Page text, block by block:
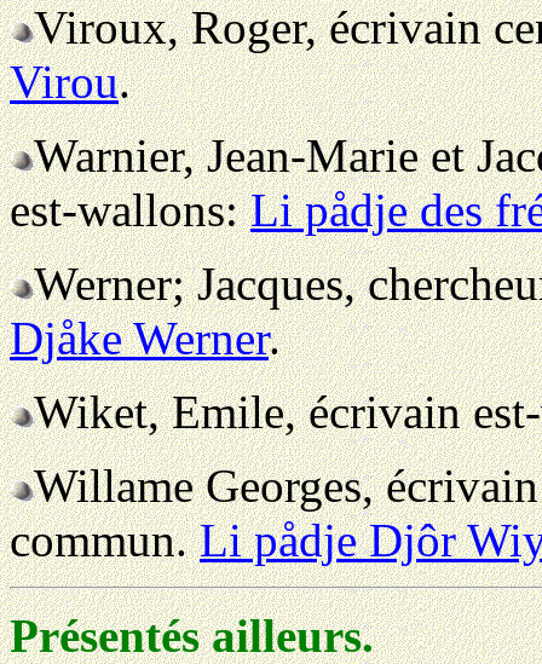
Viroux, Roger, écrivain
Virou.
Warnier, Jean-Marie et
est-wallons:Li pådje des
Werner; Jacques,
Djåke Werner.
Wiket, Emile, écrivain
Willame Georges,
commun.Li pådje Djôr
Présentés ailleurs.